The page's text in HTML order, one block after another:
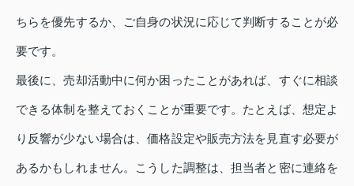
ちらを優先するか、ご自身の状況に応じて判断することが必
要です。
最後に、売却活動中に何か困ったことがあれば、すぐに相談
できる体制を整えておくことが重要です。たとえば、想定よ
り反響が少ない場合は、価格設定や販売方法を見直す必要が
あるかもしれません。こうした調整は、担当者と密に連絡を